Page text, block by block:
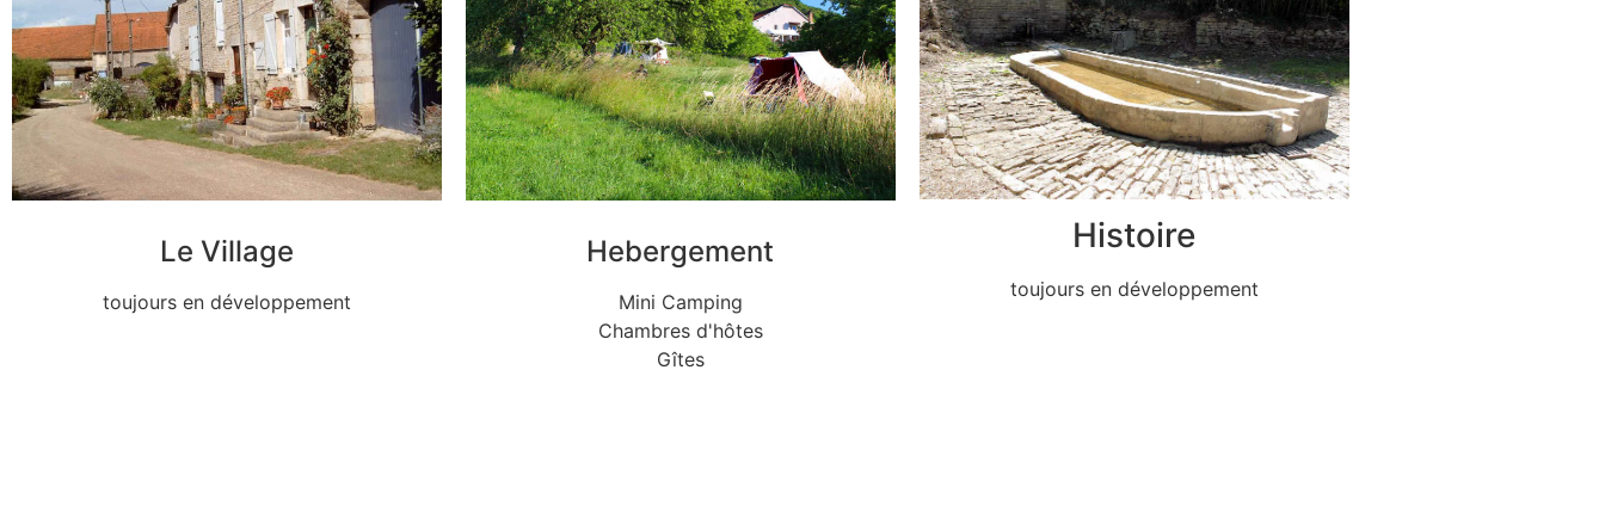
Le Village
toujours en développement
Hebergement
Mini Camping
Chambres d'hôtes
Gîtes
Histoire
toujours en développement